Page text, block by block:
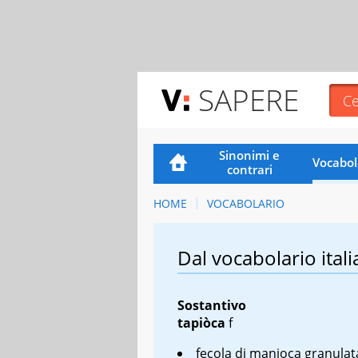
SAPERE
Sinonimi e
contrari
HOME VOCABOLARIO
Dal vocabolario
Sostantivo
tapiòca f
fecola di manioca